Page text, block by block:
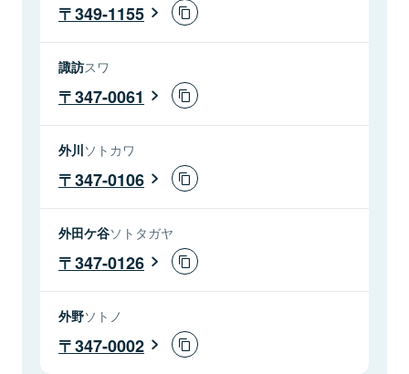
349-1155
諏訪スワ
347-0061
外川ソトカワ
347-0106
外田ケ谷ソトタガヤ
347-0126
外野ソトノ
347-0002